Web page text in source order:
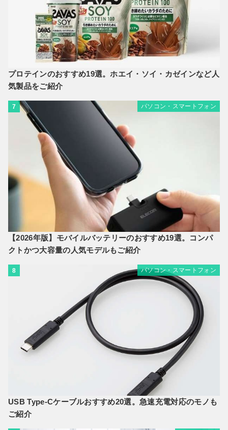
プロテインのおすすめ19選。ホエイ・ソイ・カゼインなど人
気製品をご紹介
7 パソコン・スマートフォン
【2026年版】モバイルバッテリーのおすすめ19選。コンパ
クトかつ大容量の人気モデルもご紹介
8 パソコン・スマートフォン
USB Type-Cケーブルおすすめ20選。急速充電対応のモノも
ご紹介